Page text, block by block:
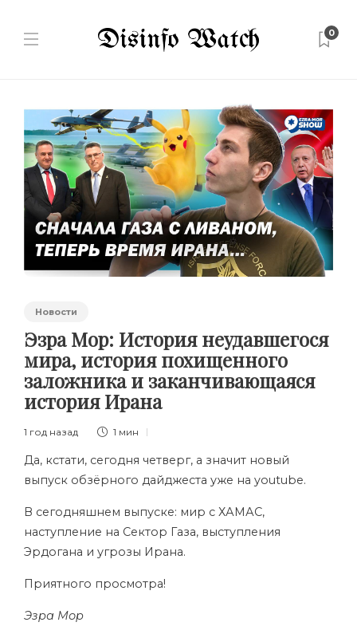
0
Новости
Эзра Мор: История неудавшегося
мира, история похищенного
заложника и заканчивающаяся
история Ирана
1 год назад 1 мин
Да, кстати, сегодня четверг, а значит новый
выпуск обзёрного дайджеста уже на youtube.
В сегодняшнем выпуске: мир с ХАМАС,
наступление на Сектор Газа, выступления
Эрдогана и угрозы Ирана.
Приятного просмотра!
Эзра Мор